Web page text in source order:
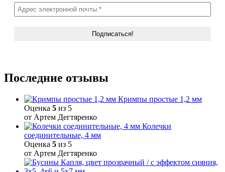
Последние отзывы
Кримпы простые 1,2 мм
Оценка 5 из 5
от Артем Дегтяренко
Колечки
соединительные, 4 мм
Оценка 5 из 5
от Артем Дегтяренко